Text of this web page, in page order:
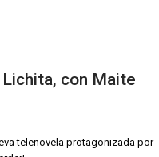
con Maite
telenovela protagonizada por